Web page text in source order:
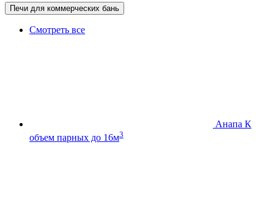
Печи для коммерческих бань
Смотреть все
Анапа К
объем парных до 16м3